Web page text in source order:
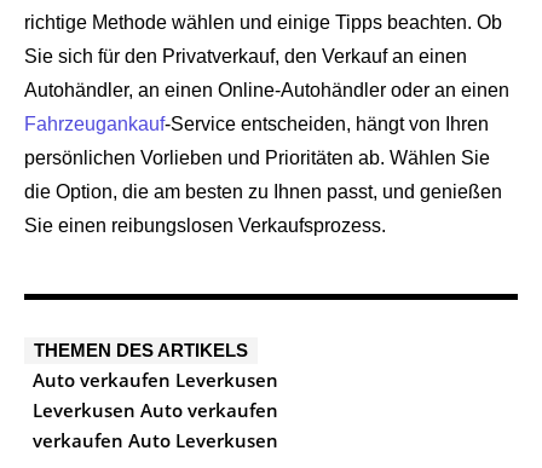
richtige Methode wählen und einige Tipps beachten. Ob
Sie sich für den Privatverkauf, den Verkauf an einen
Autohändler, an einen Online-Autohändler oder an einen
Fahrzeugankauf-Service entscheiden, hängt von Ihren
persönlichen Vorlieben und Prioritäten ab. Wählen Sie
die Option, die am besten zu Ihnen passt, und genießen
Sie einen reibungslosen Verkaufsprozess.
THEMEN DES ARTIKELS
Auto verkaufen Leverkusen
Leverkusen Auto verkaufen
verkaufen Auto Leverkusen